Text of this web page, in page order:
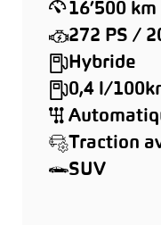
16’500 km
272 PS /
Hybride
0,4 l/
Traction
SUV